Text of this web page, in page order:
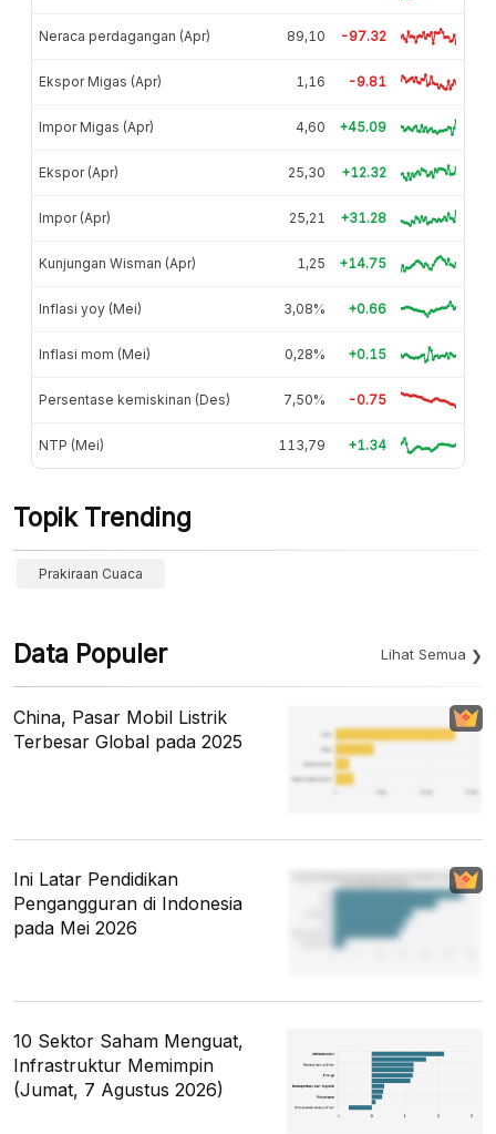
Neraca perdagangan (Apr) 89,10 -97.32
Ekspor Migas (Apr) 1,16 -9.81
Impor Migas (Apr) 4,60 +45.09
Ekspor (Apr) 25,30 +12.32
Impor (Apr) 25,21 +31.28
Kunjungan Wisman (Apr) 1,25 +14.75
Inflasi yoy (Mei) 3,08% +0.66
Inflasi mom (Mei) 0,28% +0.15
Persentase kemiskinan (Des) 7,50% -0.75
NTP (Mei) 113,79 +1.34
Topik Trending
Prakiraan Cuaca
Data Populer Lihat Semua
China, Pasar Mobil Listrik
Terbesar Global pada 2025
Ini Latar Pendidikan
Pengangguran di Indonesia
pada Mei 2026
10 Sektor Saham Menguat,
Infrastruktur Memimpin
(Jumat, 7 Agustus 2026)